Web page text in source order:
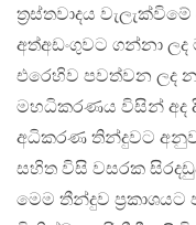
ත්‍රස්තවාදය
අත්අඩංගුවට ගන්නා ලද
එරෙහිව පවත්වන ලද
මහධිකරණය විසින් අද
අධිකරණ තින්දුවට අනුව
සහිත විසි වසරක
මෙම තීන්දුව